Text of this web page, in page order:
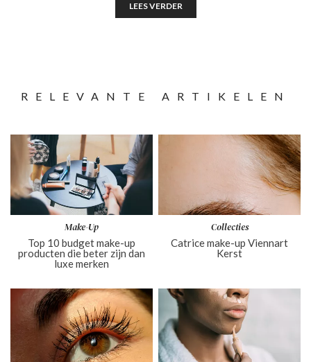
LEES VERDER
RELEVANTE ARTIKELEN
Make-Up
Top 10 budget make-up
producten die beter zijn dan
luxe merken
Collecties
Catrice make-up Viennart
Kerst